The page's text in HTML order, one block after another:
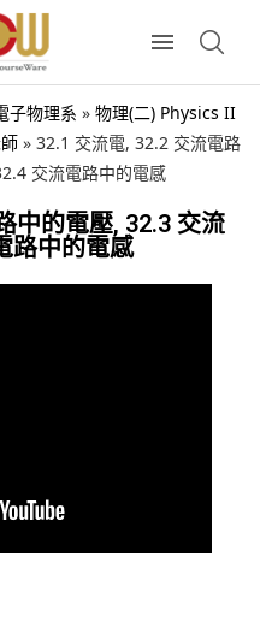
子物理系 » 物理(二) Physics II
» 32.1 交流電, 32.2 交流電路
交流電路中的電感
中的電壓, 32.3 交流
路中的電感